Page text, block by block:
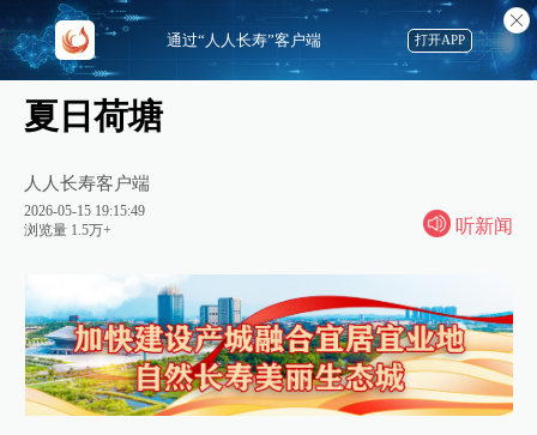
夏日荷塘
人人长寿客户端
2026-05-15 19:15:49
浏览量 1.5万+
听新闻
通过“人人长寿”客户端 打开APP